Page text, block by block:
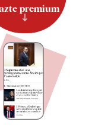
premium